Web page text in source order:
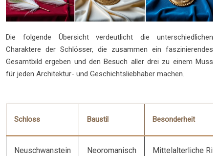
Die folgende Übersicht verdeutlicht die unterschiedlichen
Charaktere der Schlösser, die zusammen ein faszinierendes
Gesamtbild ergeben und den Besuch aller drei zu einem Muss
für jeden Architektur- und Geschichtsliebhaber machen.
Schloss Baustil Besonderheit
Neuschwanstein Neoromanisch Mittelalterliche